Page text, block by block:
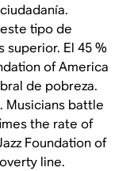
tipo de
superior. El 45 %
of America
de pobreza.
Musicians battle
the rate of
Foundation of
line.